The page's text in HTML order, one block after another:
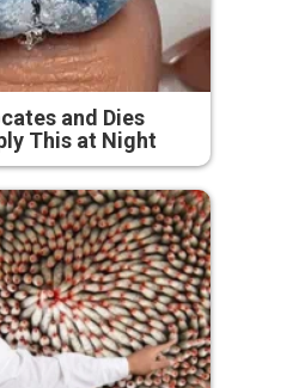
and Dies
This at Night